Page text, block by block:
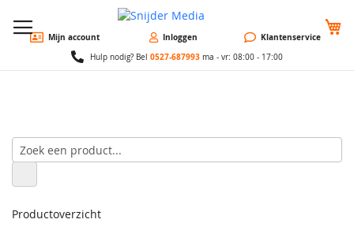
Mijn account Inloggen Klantenservice
Hulp nodig? Bel 0527-687993 ma - vr: 08:00 - 17:00
Productoverzicht